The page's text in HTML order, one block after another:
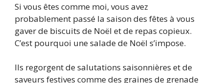
Si vous êtes comme moi, vous avez
probablement passé la saison des fêtes à vous
gaver de biscuits de Noël et de repas copieux.
C’est pourquoi une salade de Noël s’impose.
Ils regorgent de salutations saisonnières et de
saveurs festives comme des graines de grenade